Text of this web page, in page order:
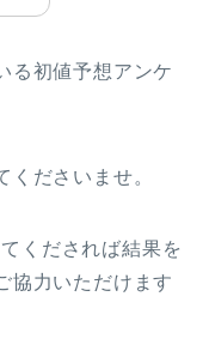
る初値予想アンケ
ださいませ。
くだされば結果を
協力いただけます